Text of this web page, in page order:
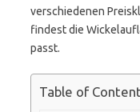
verschiedenen
findest die
passt.
Table of